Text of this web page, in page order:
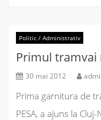
Politic / Administrativ
Primul tramvai
30 mai 2012
Prima garnitura de
PESA, a ajuns la